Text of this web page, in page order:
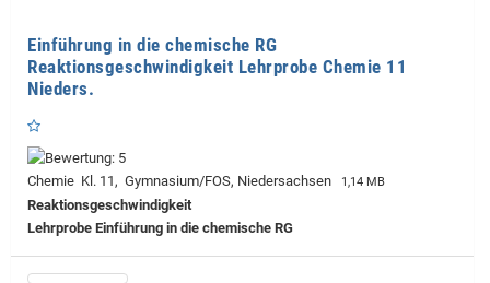
Einführung in die chemische RG
Reaktionsgeschwindigkeit Lehrprobe Chemie 11
Nieders.
Chemie Kl. 11, Gymnasium/FOS, Niedersachsen 1,14 MB
Reaktionsgeschwindigkeit
Lehrprobe Einführung in die chemische RG